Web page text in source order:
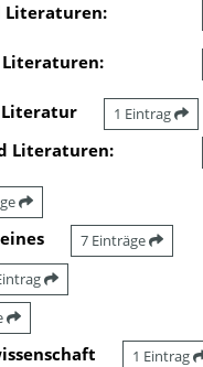
Literaturen:
Literaturen:
Literatur 1 Eintrag
Literaturen:
7 Einträge
1 Eintrag